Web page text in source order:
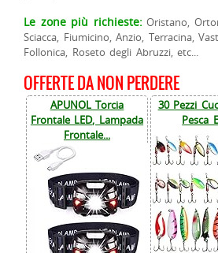
Le zone più richieste:Oristano,
Sciacca, Fiumicino, Anzio, Terracina,
Follonica, Roseto degli Abruzzi, etc...
OFFERTE DA NON PERDERE
APUNOL Torcia
Frontale LED, Lampada
Frontale...
30 Pezzi
Pesca